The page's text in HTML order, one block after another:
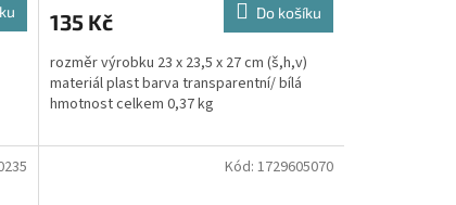
135 Kč Do košíku
rozměr výrobku 23 x 23,5 x 27 cm (š,h,v)
materiál plast barva transparentní/ bílá
hmotnost celkem 0,37 kg
Kód: 1729605070